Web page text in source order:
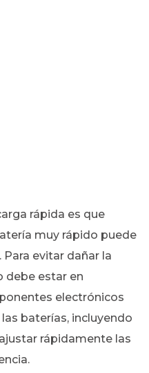
rápida es que
muy rápido puede
evitar dañar la
debe estar en
electrónicos
baterías, incluyendo
rápidamente las